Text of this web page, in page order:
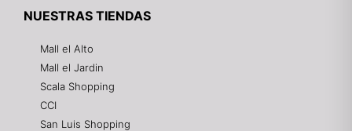
NUESTRAS TIENDAS
Mall el Alto
Mall el Jardin
Scala Shopping
CCI
San Luis Shopping